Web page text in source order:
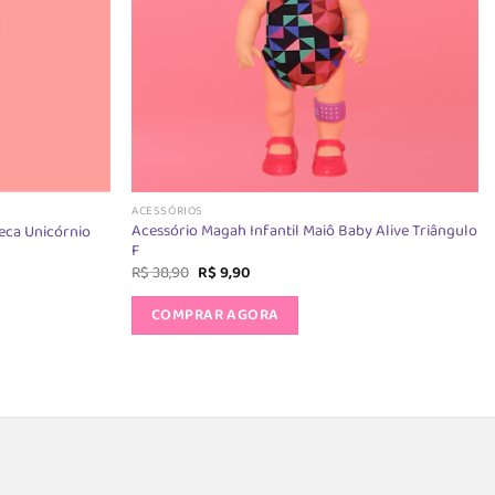
Unicórnio
ACESSÓRIOS
Acessório Magah Infantil Maiô Baby Alive Triângulo
F
R$38,90 O
preço
original
era:
R$ 38,90.
R$9,90O
atual
é:
R$ 9,90.
COMPRAR AGORA